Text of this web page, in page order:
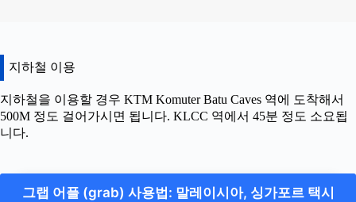
지하철 이용
지하철을 이용할 경우 KTM Komuter Batu Caves 역에 도착해서
500M 정도 걸어가시면 됩니다. KLCC 역에서 45분 정도 소요됩
니다.
그랩 어플 (grab) 사용법: 말레이시아, 싱가포르 택시